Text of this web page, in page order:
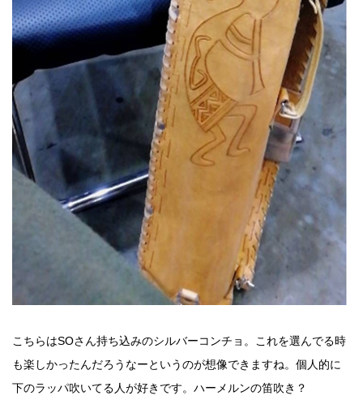
こちらはSOさん持ち込みのシルバーコンチョ。これを選んでる時
も楽しかったんだろうなーというのが想像できますね。個人的に
下のラッパ吹いてる人が好きです。ハーメルンの笛吹き？